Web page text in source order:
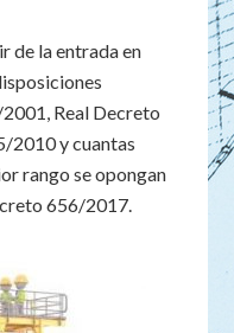
de la entrada en
Real Decreto
2010 y cuantas
rango se opongan
656/2017.